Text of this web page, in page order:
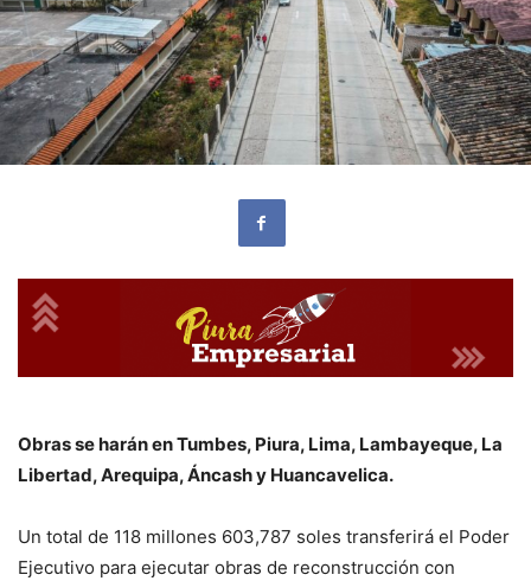
Obras se harán en Tumbes, Piura, Lima, Lambayeque, La
Libertad, Arequipa, Áncash y Huancavelica.
Un total de 118 millones 603,787 soles transferirá el Poder
Ejecutivo para ejecutar obras de reconstrucción con